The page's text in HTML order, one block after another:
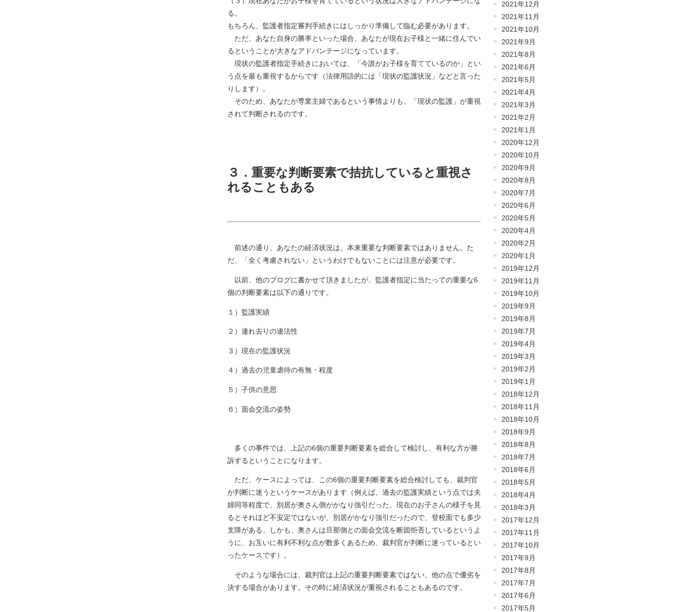
る。
もちろん、監護者指定審判手続きにはしっかり準備して臨む必要があります。
ただ、あなた自身の勝率といった場合、あなたが現在お子様と一緒に住んでい
るということが大きなアドバンテージになっています。
現状の監護者指定手続きにおいては、「今誰がお子様を育てているのか」とい
う点を最も重視するからです（法律用語的には「現状の監護状況」などと言った
りします）。
そのため、あなたが専業主婦であるという事情よりも、「現状の監護」が重視
されて判断されるのです。
３．重要な判断要素で拮抗していると重視さ
れることもある
前述の通り、あなたの経済状況は、本来重要な判断要素ではありません。た
だ、「全く考慮されない」というわけでもないことには注意が必要です。
以前、他のブログに書かせて頂きましたが、監護者指定に当たっての重要な6
個の判断要素は以下の通りです。
１）監護実績
２）連れ去りの違法性
３）現在の監護状況
４）過去の児童虐待の有無・程度
５）子供の意思
６）面会交流の姿勢
多くの事件では、上記の6個の重要判断要素を総合して検討し、有利な方が勝
訴するということになります。
ただ、ケースによっては、この6個の重要判断要素を総合検討しても、裁判官
が判断に迷うというケースがあります（例えば、過去の監護実績という点では夫
婦同等程度で、別居が奥さん側がかなり強引だった、現在のお子さんの様子を見
るとそれほど不安定ではないが、別居がかなり強引だったので、登校面でも多少
支障がある、しかも、奥さんは旦那側との面会交流を断固拒否しているというよ
うに、お互いに有利不利な点が数多くあるため、裁判官が判断に迷っているとい
ったケースです）。
そのような場合には、裁判官は上記の重要判断要素ではない、他の点で優劣を
決する場合があります。その時に経済状況が重視されることもあるのです。
2021年12月
2021年11月
2021年10月
2021年9月
2021年8月
2021年6月
2021年5月
2021年4月
2021年3月
2021年2月
2021年1月
2020年12月
2020年10月
2020年9月
2020年8月
2020年7月
2020年6月
2020年5月
2020年4月
2020年2月
2020年1月
2019年12月
2019年11月
2019年10月
2019年9月
2019年8月
2019年7月
2019年4月
2019年3月
2019年2月
2019年1月
2018年12月
2018年11月
2018年10月
2018年9月
2018年8月
2018年7月
2018年6月
2018年5月
2018年4月
2018年3月
2017年12月
2017年11月
2017年10月
2017年9月
2017年8月
2017年7月
2017年6月
2017年5月